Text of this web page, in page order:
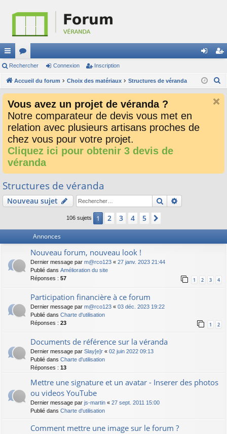
ac
co
ci
or
u
s
ne cri
Rechercher Connexion Inscription
Accueil du forum Choix des matériaux Structures de véranda
Vous avez un projet de véranda ?
Notre comparateur de devis vous met en
relation avec plusieurs artisans proches de
chez vous pour votre projet.
Cliquez ici pour obtenir 3 devis de
véranda
Structures de véranda
Nouveau sujet Rechercher
106 sujets 1 2 3 4 5
Annonces
Nouveau forum, nouveau look !
Dernier message par m@rco123 « 27 janv. 2023 21:44
Publié dans Amélioration du site
Réponses : 57 1 2 3 4
Participation financière à ce forum
Dernier message par m@rco123 « 03 déc. 2023 19:22
Publié dans Charte d'utilisation
Réponses : 23 1 2
Documents de référence sur la véranda
Dernier message par Slay[e]r « 02 juin 2022 09:13
Publié dans Charte d'utilisation
Réponses : 13
Mettre une signature et un avatar - Inserer des photos
ou videos YouTube
Dernier message par js-martin « 27 sept. 2011 15:00
Publié dans Charte d'utilisation
Comment mettre une image sur le forum ?